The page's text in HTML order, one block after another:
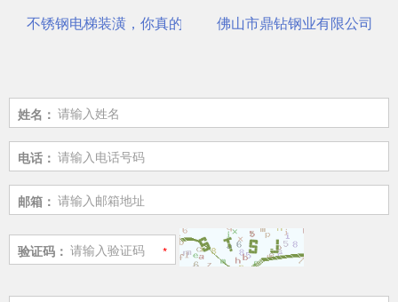
不锈钢电梯装潢，你真的选对了吗？佛山市鼎钻钢业有限公司，
姓名：
电话：
邮箱：
验证码：